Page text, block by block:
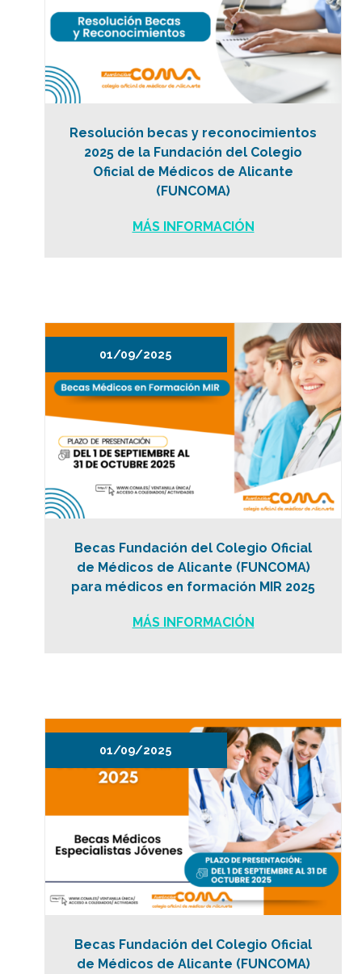
Resolución becas y reconocimientos
2025 de la Fundación del Colegio
Oficial de Médicos de Alicante
(FUNCOMA)
MÁS INFORMACIÓN
01/09/2025
Becas Fundación del Colegio Oficial
de Médicos de Alicante (FUNCOMA)
para médicos en formación MIR 2025
MÁS INFORMACIÓN
01/09/2025
Becas Fundación del Colegio Oficial
de Médicos de Alicante (FUNCOMA)